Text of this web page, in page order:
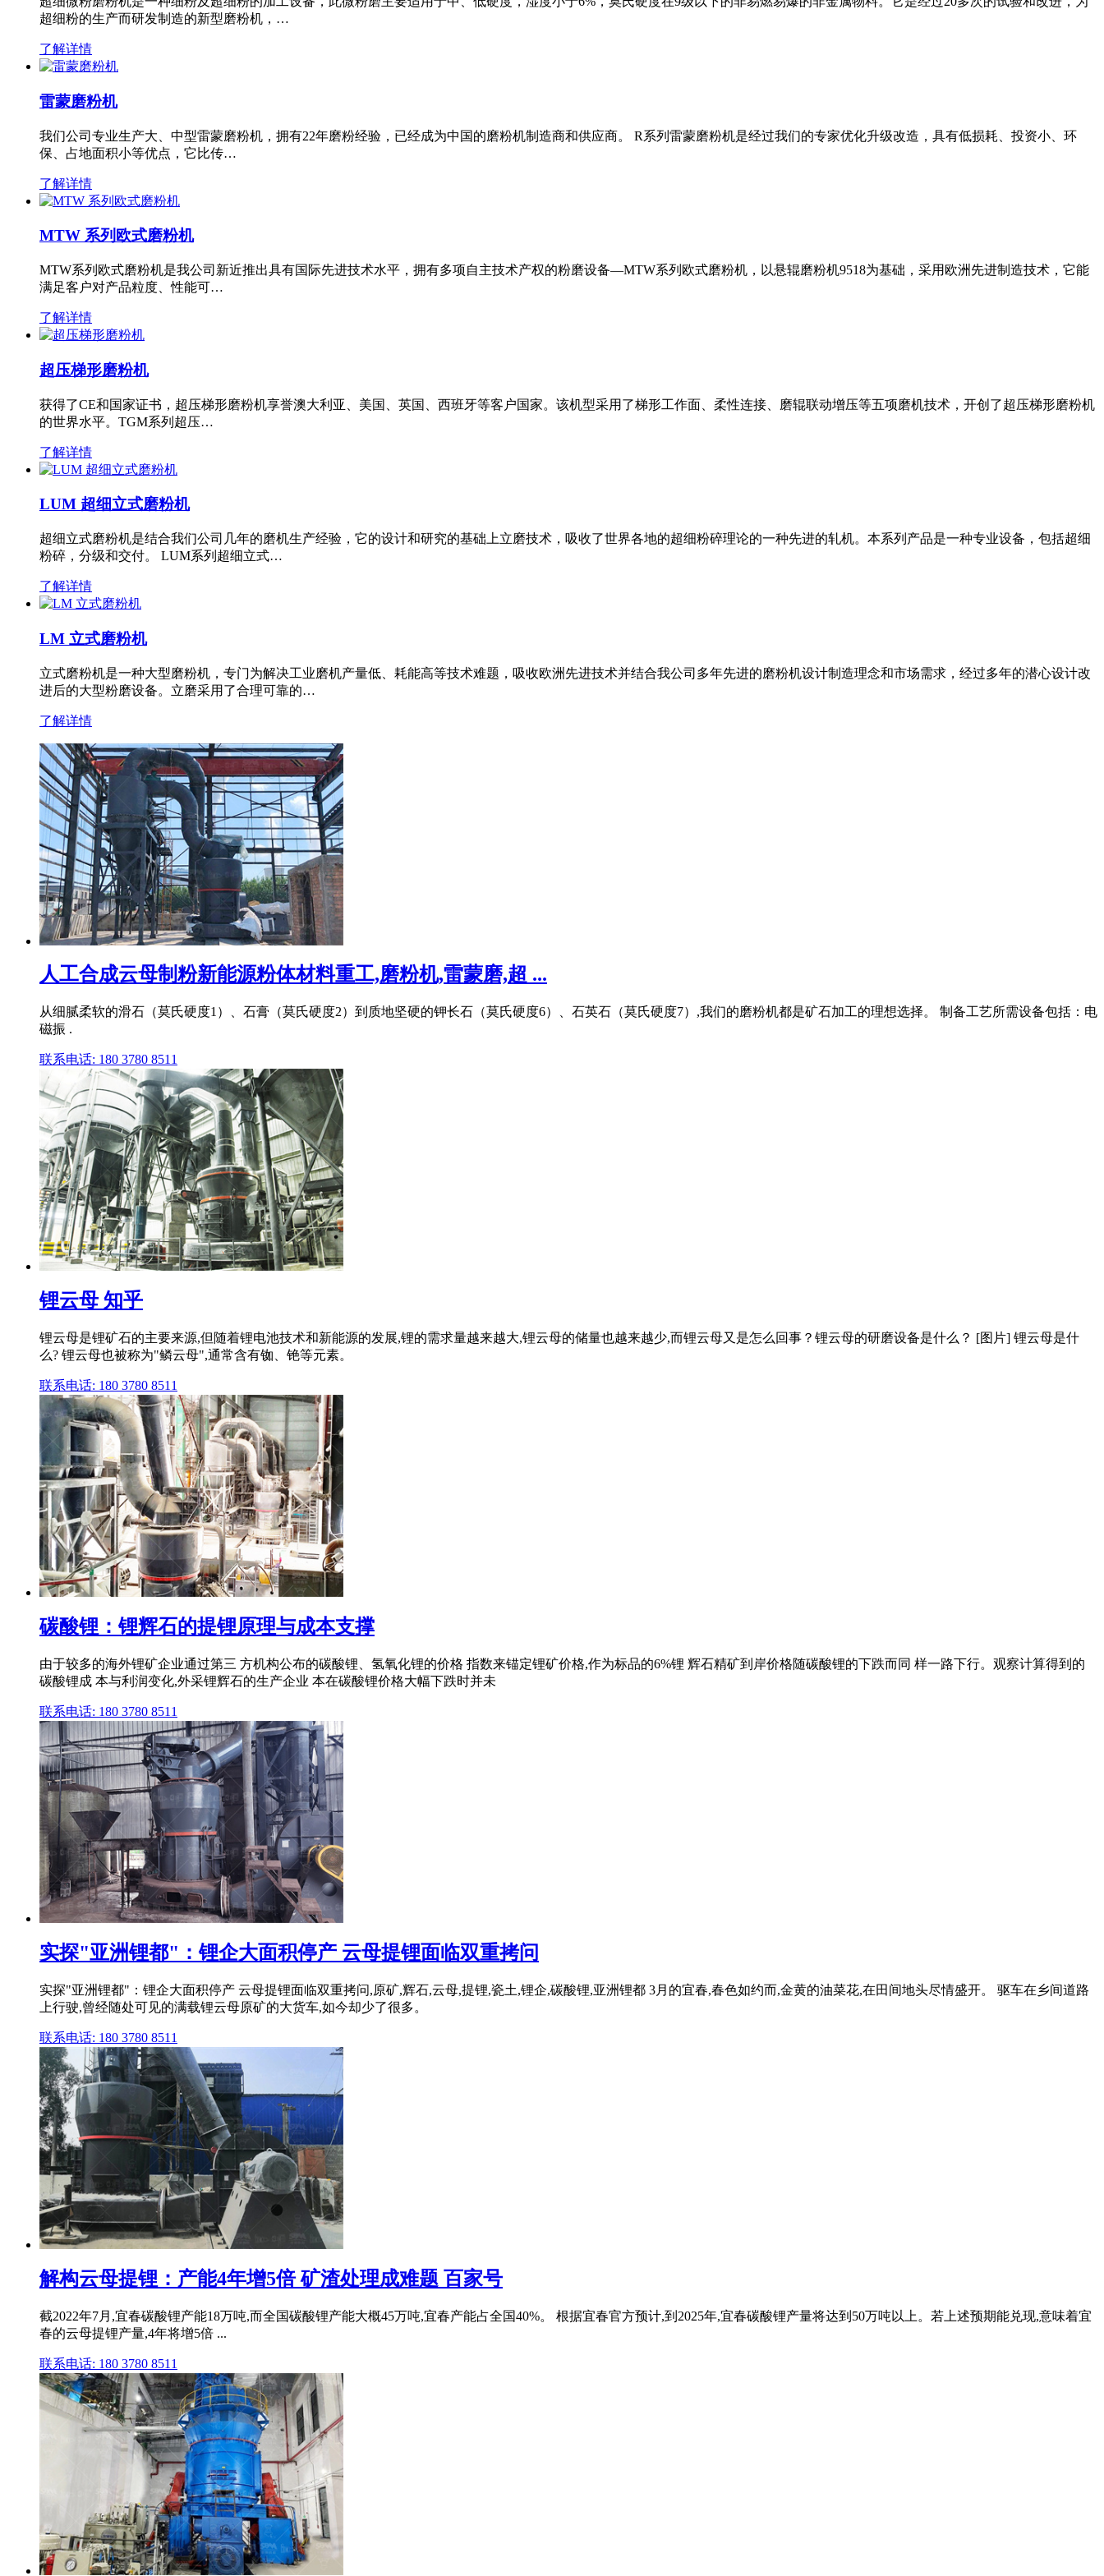
超细粉的生产而研发制造的新型磨粉机，…
了解详情
雷蒙磨粉机
我们公司专业生产大、中型雷蒙磨粉机，拥有22年磨粉经验，已经成为中国的磨粉机制造商和供应商。 R系列雷蒙磨粉机是经过我们的专家优化升级改造，具有低损耗、投资小、环
保、占地面积小等优点，它比传…
了解详情
MTW 系列欧式磨粉机
MTW系列欧式磨粉机是我公司新近推出具有国际先进技术水平，拥有多项自主技术产权的粉磨设备—MTW系列欧式磨粉机，以悬辊磨粉机9518为基础，采用欧洲先进制造技术，它能
满足客户对产品粒度、性能可…
了解详情
超压梯形磨粉机
获得了CE和国家证书，超压梯形磨粉机享誉澳大利亚、美国、英国、西班牙等客户国家。该机型采用了梯形工作面、柔性连接、磨辊联动增压等五项磨机技术，开创了超压梯形磨粉机
的世界水平。TGM系列超压…
了解详情
LUM 超细立式磨粉机
超细立式磨粉机是结合我们公司几年的磨机生产经验，它的设计和研究的基础上立磨技术，吸收了世界各地的超细粉碎理论的一种先进的轧机。本系列产品是一种专业设备，包括超细
粉碎，分级和交付。 LUM系列超细立式…
了解详情
LM 立式磨粉机
立式磨粉机是一种大型磨粉机，专门为解决工业磨机产量低、耗能高等技术难题，吸收欧洲先进技术并结合我公司多年先进的磨粉机设计制造理念和市场需求，经过多年的潜心设计改
进后的大型粉磨设备。立磨采用了合理可靠的…
了解详情
人工合成云母制粉新能源粉体材料重工,磨粉机,雷蒙磨,超 ...
从细腻柔软的滑石（莫氏硬度1）、石膏（莫氏硬度2）到质地坚硬的钾长石（莫氏硬度6）、石英石（莫氏硬度7）,我们的磨粉机都是矿石加工的理想选择。 制备工艺所需设备包括：电
磁振 .
联系电话: 180 3780 8511
锂云母 知乎
锂云母是锂矿石的主要来源,但随着锂电池技术和新能源的发展,锂的需求量越来越大,锂云母的储量也越来越少,而锂云母又是怎么回事？锂云母的研磨设备是什么？ [图片] 锂云母是什
么? 锂云母也被称为"鳞云母",通常含有铷、铯等元素。
联系电话: 180 3780 8511
碳酸锂：锂辉石的提锂原理与成本支撑
由于较多的海外锂矿企业通过第三 方机构公布的碳酸锂、氢氧化锂的价格 指数来锚定锂矿价格,作为标品的6%锂 辉石精矿到岸价格随碳酸锂的下跌而同 样一路下行。观察计算得到的
碳酸锂成 本与利润变化,外采锂辉石的生产企业 本在碳酸锂价格大幅下跌时并未
联系电话: 180 3780 8511
实探"亚洲锂都"：锂企大面积停产 云母提锂面临双重拷问
实探"亚洲锂都"：锂企大面积停产 云母提锂面临双重拷问,原矿,辉石,云母,提锂,瓷土,锂企,碳酸锂,亚洲锂都 3月的宜春,春色如约而,金黄的油菜花,在田间地头尽情盛开。 驱车在乡间道路
上行驶,曾经随处可见的满载锂云母原矿的大货车,如今却少了很多。
联系电话: 180 3780 8511
解构云母提锂：产能4年增5倍 矿渣处理成难题 百家号
截2022年7月,宜春碳酸锂产能18万吨,而全国碳酸锂产能大概45万吨,宜春产能占全国40%。 根据宜春官方预计,到2025年,宜春碳酸锂产量将达到50万吨以上。若上述预期能兑现,意味着宜
春的云母提锂产量,4年将增5倍 ...
联系电话: 180 3780 8511